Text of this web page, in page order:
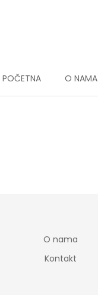
POČETNA O NAMA
O nama
Kontakt